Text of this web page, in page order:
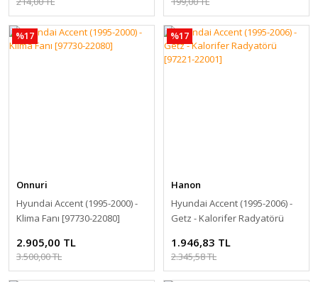
%17
Onnuri
Hyundai Accent (1995-2000) -
Klima Fanı [97730-22080]
2.905,00 TL
3.500,00 TL
%17
Hanon
Hyundai Accent (1995-2006) -
Getz - Kalorifer Radyatörü
1.946,83 TL
2.345,58 TL